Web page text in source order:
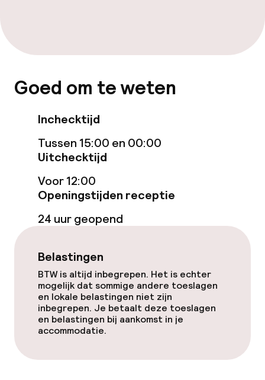
Betaalde wifi
Tuin
Terras
Eet- en drinkgelegenheden
Restaurant
Bar
Eet- en drinkdiensten
Ontbijtbuffet
Lunch à la carte
Diner à la carte
Goed om te weten
Inchecktijd
Tussen 15:00 en 00:00
Uitchecktijd
Voor 12:00
Openingstijden receptie
24 uur geopend
Belastingen
BTW is altijd inbegrepen. Het is echter
mogelijk dat sommige andere toeslagen
en lokale belastingen niet zijn
inbegrepen. Je betaalt deze toeslagen
en belastingen bij aankomst in je
accommodatie.